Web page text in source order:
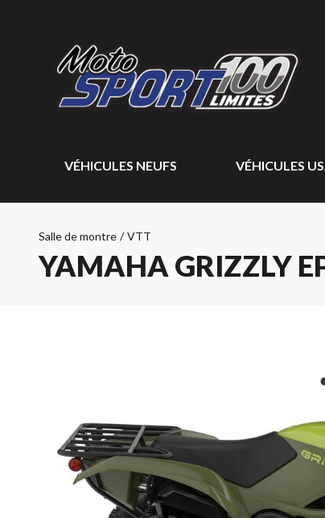
VÉHICULES NEUFS VÉHICULES
Salle de montre / VTT
YAMAHA GRIZZLY